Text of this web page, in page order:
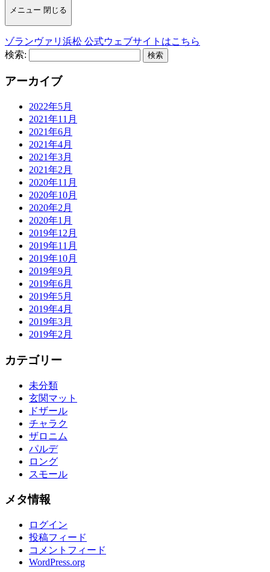
メニュー 閉じる
ゾランヴァリ浜松 公式ウェブサイトはこちら
検索:
アーカイブ
2022年5月
2021年11月
2021年6月
2021年4月
2021年3月
2021年2月
2020年11月
2020年10月
2020年2月
2020年1月
2019年12月
2019年11月
2019年10月
2019年9月
2019年6月
2019年5月
2019年4月
2019年3月
2019年2月
カテゴリー
未分類
玄関マット
ドザール
チャラク
ザロニム
パルデ
ロング
スモール
メタ情報
ログイン
投稿フィード
コメントフィード
WordPress.org